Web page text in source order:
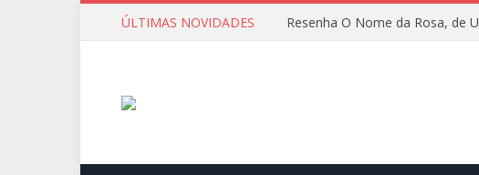
ÚLTIMAS NOVIDADES Resenha O Nome da Rosa, de